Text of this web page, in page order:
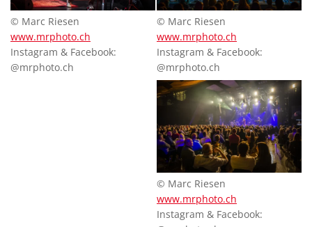
© Marc Riesen
www.mrphoto.ch
Instagram & Facebook:
@mrphoto.ch
© Marc Riesen
www.mrphoto.ch
Instagram & Facebook:
@mrphoto.ch
© Marc Riesen
www.mrphoto.ch
Instagram & Facebook: